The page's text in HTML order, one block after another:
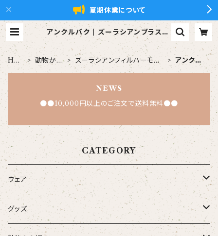
夏期休業について
アンクルバク | ズーラシアンブラス【x
ZBt】公式ショップ
HO
ME
動物から
探す
ズーラシアンフィルハーモニ
ー管弦楽団
アンクル
バク
NEWS
●●10,000円以上のご注文で送料無料●●
CATEGORY
ウェア
大人
グッズ